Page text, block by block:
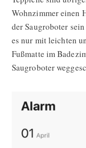
Wohnzimmer einen
der Saugroboter
es nur mit leichten
Fußmatte im
Saugroboter